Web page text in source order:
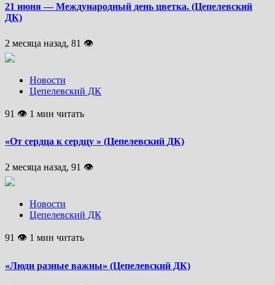
21 июня — Международный день цветка. (Цепелевский
ДК)
2 месяца назад, 81 👁
Новости
Цепелевский ДК
91 👁 1 мин читать
«От сердца к сердцу » (Цепелевский ДК)
2 месяца назад, 91 👁
Новости
Цепелевский ДК
91 👁 1 мин читать
«Люди разные важны» (Цепелевский ДК)